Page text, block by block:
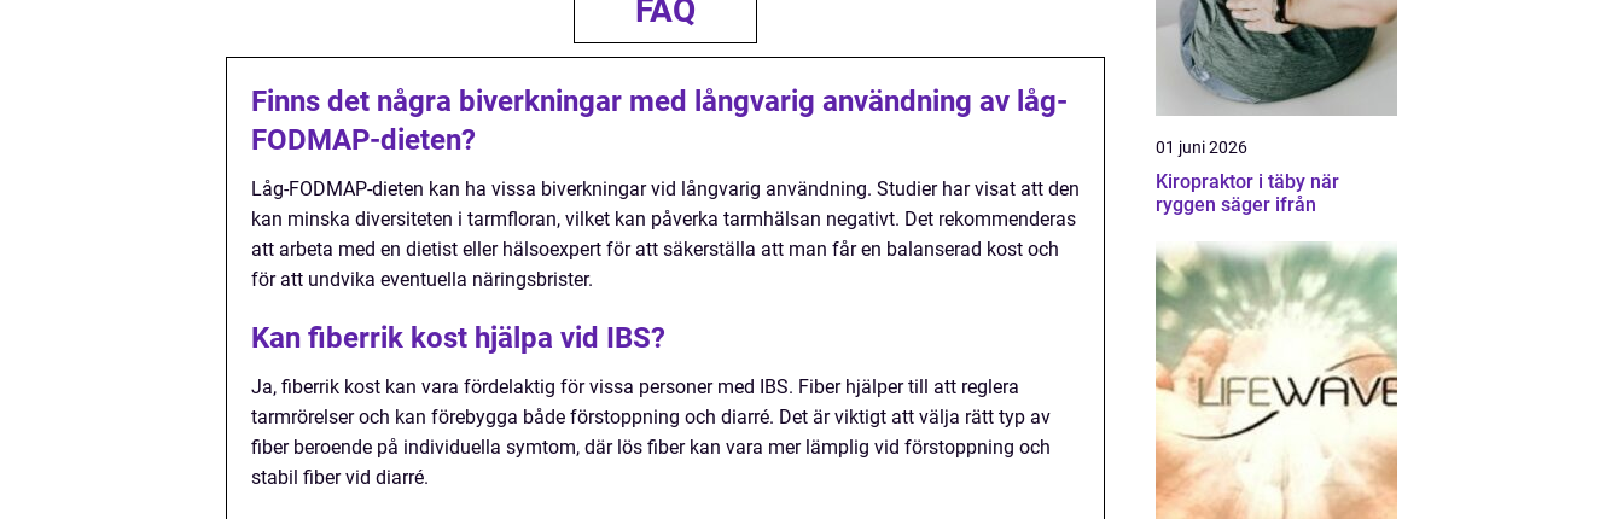
FAQ
Finns det några biverkningar med långvarig användning av låg-
FODMAP-dieten?
Låg-FODMAP-dieten kan ha vissa biverkningar vid långvarig användning. Studier har visat att den
kan minska diversiteten i tarmfloran, vilket kan påverka tarmhälsan negativt. Det rekommenderas
att arbeta med en dietist eller hälsoexpert för att säkerställa att man får en balanserad kost och
för att undvika eventuella näringsbrister.
Kan fiberrik kost hjälpa vid IBS?
Ja, fiberrik kost kan vara fördelaktig för vissa personer med IBS. Fiber hjälper till att reglera
tarmrörelser och kan förebygga både förstoppning och diarré. Det är viktigt att välja rätt typ av
fiber beroende på individuella symtom, där lös fiber kan vara mer lämplig vid förstoppning och
stabil fiber vid diarré.
01 juni 2026
Kiropraktor i täby när
ryggen säger ifrån